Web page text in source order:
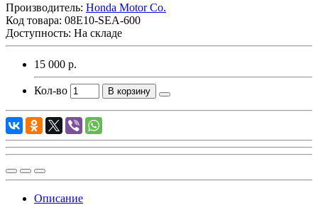
Производитель: Honda Motor Co.
Код товара: 08E10-SEA-600
Доступность: На складе
15 000 р.
Кол-во В корзину
Описание